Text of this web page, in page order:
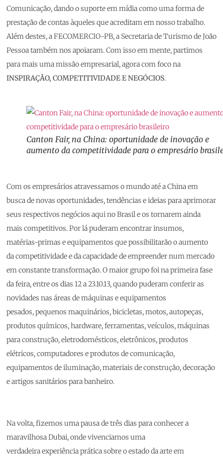
Comunicação, dando o suporte em mídia como uma forma de
prestação de contas àqueles que acreditam em nosso trabalho.
Além destes, a FECOMERCIO-PB, a Secretaria de Turismo de João
Pessoa também nos apoiaram. Com isso em mente, partimos
para mais uma missão empresarial, agora com foco na
INSPIRAÇÃO, COMPETITIVIDADE E NEGÓCIOS.
Canton Fair, na China: oportunidade de inovação e
aumento da competitividade para o empresário
Com os empresários atravessamos o mundo até a China em
busca de novas oportunidades, tendências e ideias para aprimorar
seus respectivos negócios aqui no Brasil e os tornarem ainda
mais competitivos. Por lá puderam encontrar insumos,
matérias-primas e equipamentos que possibilitarão o aumento
da competitividade e da capacidade de empreender num mercado
em constante transformação. O maior grupo foi na primeira fase
da feira, entre os dias 12 a 23.10.13, quando puderam conferir as
novidades nas áreas de máquinas e equipamentos
pesados, pequenos maquinários, bicicletas, motos, autopeças,
produtos químicos, hardware, ferramentas, veículos, máquinas
para construção, eletrodomésticos, eletrônicos, produtos
elétricos, computadores e produtos de comunicação,
equipamentos de iluminação, materiais de construção, decoração
e artigos sanitários para banheiro.
Na volta, fizemos uma pausa de três dias para conhecer a
maravilhosa Dubai, onde vivenciamos uma
verdadeira experiência prática sobre o estado da arte em